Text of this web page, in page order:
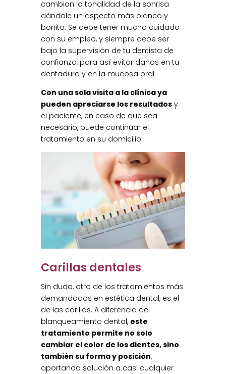
cambian la tonalidad de la sonrisa
dándole un aspecto más blanco y
bonito. Se debe tener mucho cuidado
con su empleo, y siempre debe ser
bajo la supervisión de tu dentista de
confianza, para así evitar daños en tu
dentadura y en la mucosa oral.
Con una sola visita a la clínica ya
pueden apreciarse los resultadosy
el paciente, en caso de que sea
necesario, puede continuar el
tratamiento en su domicilio.
Carillas dentales
Sin duda, otro de los tratamientos más
demandados en estética dental, es el
de las carillas. A diferencia del
blanqueamiento dental, este
tratamiento permite no solo
cambiar el color de los dientes, sino
también su forma y posición,
aportando solución a casi cualquier